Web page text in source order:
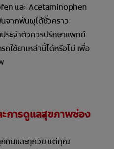
และ Acetaminophen
จากฟันผุได้ชั่วคราว
ระจำตัวควรปรึกษาแพทย์
ใช้ยาเหล่านี้ได้หรือไม่ เพื่อ
การดูแลสุขภาพช่อง
กคนและทุกวัย แต่คุณ